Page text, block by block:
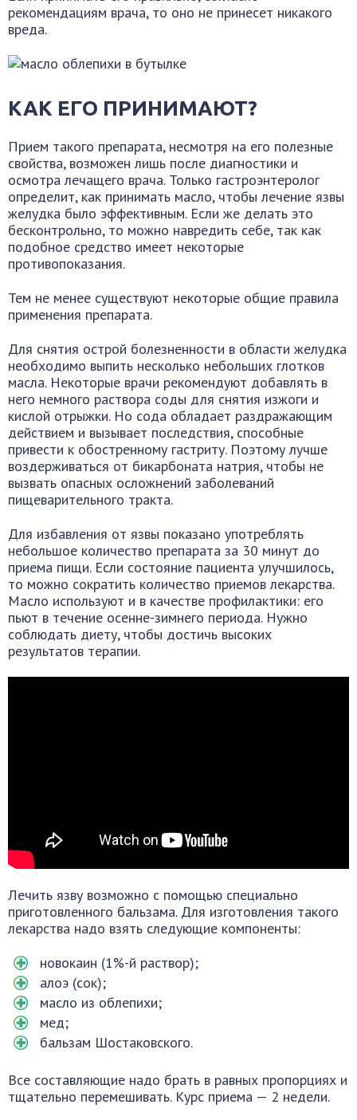
рекомендациям врача, то оно не принесет никакого
вреда.
КАК ЕГО ПРИНИМАЮТ?
Прием такого препарата, несмотря на его полезные
свойства, возможен лишь после диагностики и
осмотра лечащего врача. Только гастроэнтеролог
определит, как принимать масло, чтобы лечение язвы
желудка было эффективным. Если же делать это
бесконтрольно, то можно навредить себе, так как
подобное средство имеет некоторые
противопоказания.
Тем не менее существуют некоторые общие правила
применения препарата.
Для снятия острой болезненности в области желудка
необходимо выпить несколько небольших глотков
масла. Некоторые врачи рекомендуют добавлять в
него немного раствора соды для снятия изжоги и
кислой отрыжки. Но сода обладает раздражающим
действием и вызывает последствия, способные
привести к обостренному гастриту. Поэтому лучше
воздерживаться от бикарбоната натрия, чтобы не
вызвать опасных осложнений заболеваний
пищеварительного тракта.
Для избавления от язвы показано употреблять
небольшое количество препарата за 30 минут до
приема пищи. Если состояние пациента улучшилось,
то можно сократить количество приемов лекарства.
Масло используют и в качестве профилактики: его
пьют в течение осенне-зимнего периода. Нужно
соблюдать диету, чтобы достичь высоких
результатов терапии.
Лечить язву возможно с помощью специально
приготовленного бальзама. Для изготовления такого
лекарства надо взять следующие компоненты:
новокаин (1%-й раствор);
алоэ (сок);
масло из облепихи;
мед;
бальзам Шостаковского.
Все составляющие надо брать в равных пропорциях и
тщательно перемешивать. Курс приема — 2 недели.